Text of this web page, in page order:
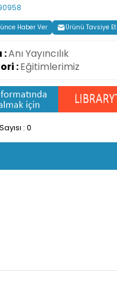
Haber Ver Ürünü Tavsiye Et
:Anı Yayıncılık
:Eğitimlerimiz
: 0